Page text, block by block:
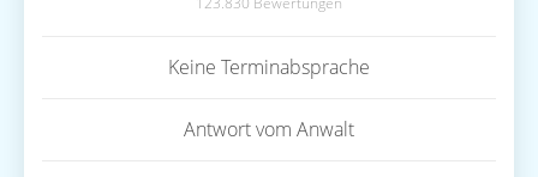
Keine Terminabsprache
Antwort vom Anwalt